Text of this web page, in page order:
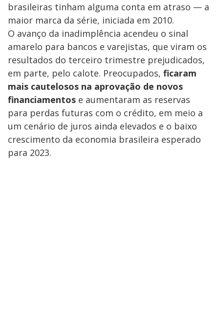
brasileiras tinham alguma conta em atraso — a
maior marca da série, iniciada em 2010.
O avanço da inadimplência acendeu o sinal
amarelo para bancos e varejistas, que viram os
resultados do terceiro trimestre prejudicados,
em parte, pelo calote. Preocupados, ficaram
mais cautelosos na aprovação de novos
financiamentos e aumentaram as reservas
para perdas futuras com o crédito, em meio a
um cenário de juros ainda elevados e o baixo
crescimento da economia brasileira esperado
para 2023.